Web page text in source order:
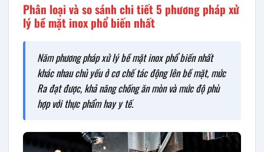
Phân loại và so sánh chi tiết 5 phương pháp xử
lý bề mặt inox phổ biến nhất
Năm phương pháp xử lý bề mặt inox phổ biến nhất
khác nhau chủ yếu ở cơ chế tác động lên bề mặt, mức
Ra đạt được, khả năng chống ăn mòn và mức độ phù
hợp với thực phẩm hay y tế.